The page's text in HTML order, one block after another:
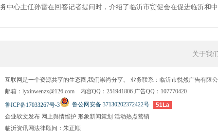
务中心主任孙雷在回答记者提问时，介绍了临沂市贸促会在促进临沂和
关于我
互联网是一个资源共享的生态圈,我们崇尚分享。 业务联系：临沂市悦然广告有限
邮箱：lyxinwenzx@126.com 内容QQ：251941806 广告QQ：107770420
鲁ICP备17033267号-3
鲁公网安备 37130202372422号
51La
企业软文发布 网上舆情维护 形象新闻策划 活动热点营销
临沂资讯网法律顾问：朱正顺